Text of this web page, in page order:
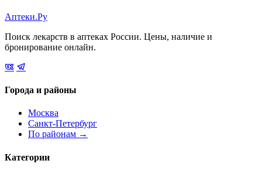
Аптеки.Ру
Поиск лекарств в аптеках России. Цены, наличие и
бронирование онлайн.
Города и районы
Москва
Санкт-Петербург
По районам →
Категории